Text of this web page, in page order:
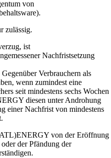
von
zulässig.
ist
Nachfristsetzung
Verbrauchern als
wenn zumindest eine
seit mindestens sechs Wochen
diesen unter Androhung
einer Nachfrist von mindestens
von der Eröffnung
der Pfändung der